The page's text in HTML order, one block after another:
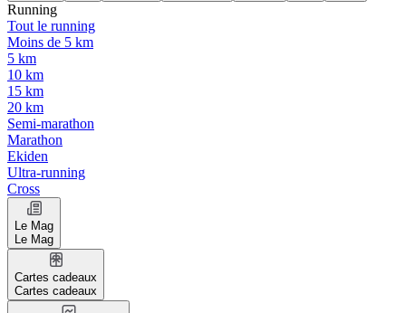
Running
Tout le running
Moins de 5 km
5 km
10 km
15 km
20 km
Semi-marathon
Marathon
Ekiden
Ultra-running
Cross
Le Mag
Le Mag
Cartes cadeaux
Cartes cadeaux